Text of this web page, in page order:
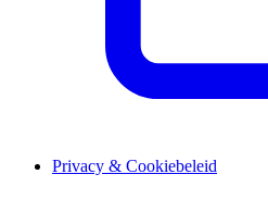
Privacy & Cookiebeleid